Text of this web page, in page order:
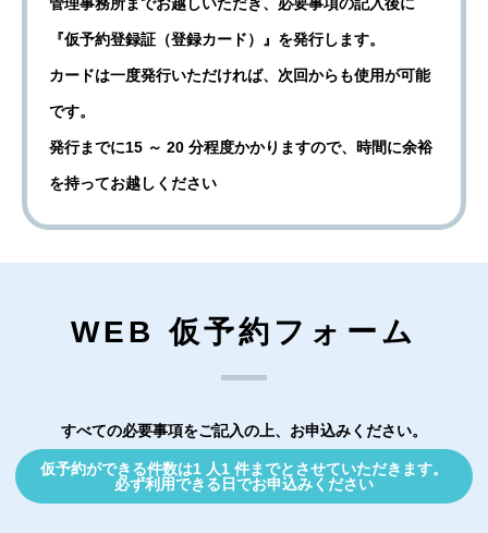
管理事務所までお越しいただき、必要事項の記入後に
『仮予約登録証（登録カード）』を発行します。
カードは一度発行いただければ、次回からも使用が可能
です。
発行までに15 ～ 20 分程度かかりますので、時間に余裕
を持ってお越しください
WEB 仮予約フォーム
すべての必要事項をご記入の上、お申込みください。
仮予約ができる件数は1 人1 件までとさせていただきます。
必ず利用できる日でお申込みください